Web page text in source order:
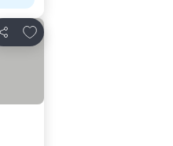
Κοινοποίηση
Προσθήκη στα αγαπημένα